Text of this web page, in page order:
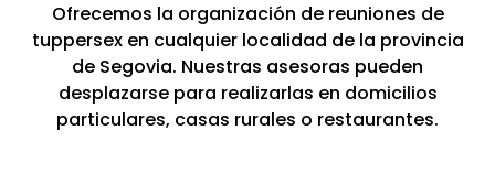
Ofrecemos la organización de reuniones de
tuppersex en cualquier localidad de la provincia
de Segovia. Nuestras asesoras pueden
desplazarse para realizarlas en domicilios
particulares, casas rurales o restaurantes.